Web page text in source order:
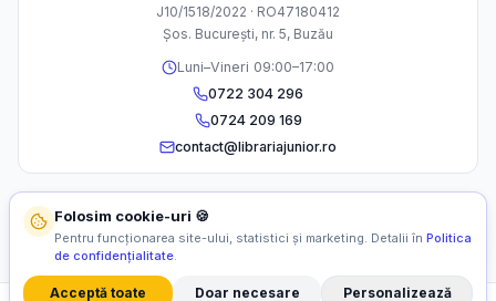
J10/1518/2022 · RO47180412
Șos. București, nr. 5, Buzău
Luni–Vineri 09:00–17:00
0722 304 296
0724 209 169
contact@librariajunior.ro
Folosim cookie-uri 🍪
Pentru funcționarea site-ului, statistici și marketing. Detalii în Politica
de confidențialitate.
Acceptă toate Doar necesare Personalizează